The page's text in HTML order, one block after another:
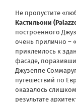
Не пропустите
Кастильони
построенного
очень прилично –
приклеилось к
фасаде,
Джузеппе
путешествий по
оказалось
результате